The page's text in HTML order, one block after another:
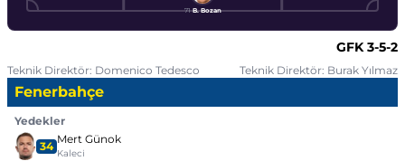
71 B. Bozan
GFK 3-5-2
Teknik Direktör: Domenico Tedesco Teknik Direktör: Burak Yılmaz
Fenerbahçe
Yedekler
34 Mert Günok
Kaleci